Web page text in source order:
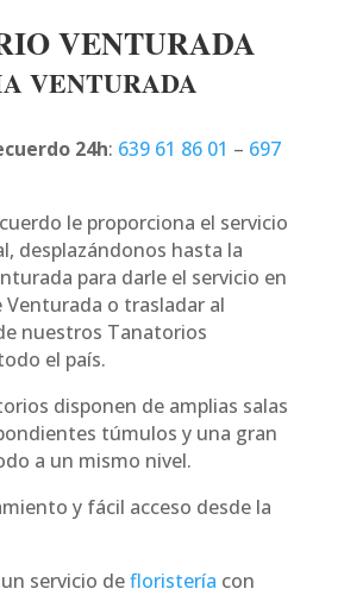
VENTURADA
VENTURADA
24h: 639 61 86 01 – 697
le proporciona el servicio
desplazándonos hasta la
para darle el servicio en
o trasladar al
nuestros Tanatorios
el país.
disponen de amplias salas
túmulos y una gran
a un mismo nivel.
y fácil acceso desde la
servicio defloristería con